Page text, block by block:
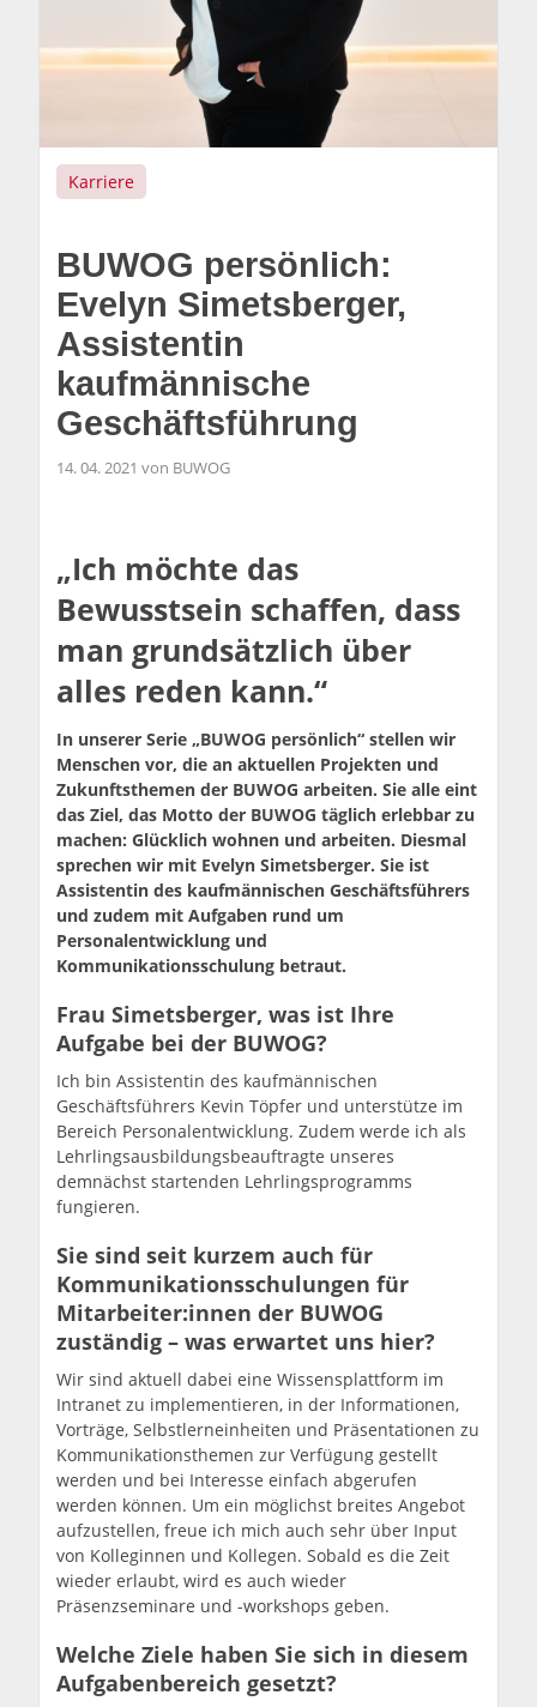
Karriere
BUWOG persönlich:
Evelyn Simetsberger,
Assistentin
kaufmännische
Geschäftsführung
14. 04. 2021 von BUWOG
„Ich möchte das
Bewusstsein schaffen, dass
man grundsätzlich über
alles reden kann.“
In unserer Serie „BUWOG persönlich“ stellen wir
Menschen vor, die an aktuellen Projekten und
Zukunftsthemen der BUWOG arbeiten. Sie alle eint
das Ziel, das Motto der BUWOG täglich erlebbar zu
machen: Glücklich wohnen und arbeiten. Diesmal
sprechen wir mit Evelyn Simetsberger. Sie ist
Assistentin des kaufmännischen Geschäftsführers
und zudem mit Aufgaben rund um
Personalentwicklung und
Kommunikationsschulung betraut.
Frau Simetsberger, was ist Ihre
Aufgabe bei der BUWOG?
Ich bin Assistentin des kaufmännischen
Geschäftsführers Kevin Töpfer und unterstütze im
Bereich Personalentwicklung. Zudem werde ich als
Lehrlingsausbildungsbeauftragte unseres
demnächst startenden Lehrlingsprogramms
fungieren.
Sie sind seit kurzem auch für
Kommunikationsschulungen für
Mitarbeiter:innen der BUWOG
zuständig – was erwartet uns hier?
Wir sind aktuell dabei eine Wissensplattform im
Intranet zu implementieren, in der Informationen,
Vorträge, Selbstlerneinheiten und Präsentationen zu
Kommunikationsthemen zur Verfügung gestellt
werden und bei Interesse einfach abgerufen
werden können. Um ein möglichst breites Angebot
aufzustellen, freue ich mich auch sehr über Input
von Kolleginnen und Kollegen. Sobald es die Zeit
wieder erlaubt, wird es auch wieder
Präsenzseminare und -workshops geben.
Welche Ziele haben Sie sich in diesem
Aufgabenbereich gesetzt?